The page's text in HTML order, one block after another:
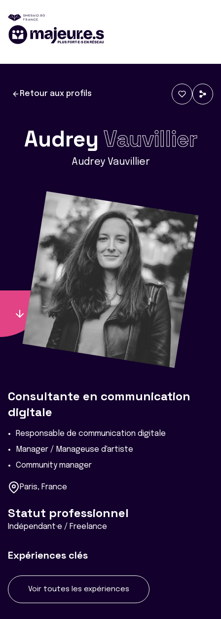
Retour aux profils
Audrey Vauvillier
Audrey Vauvillier
Consultante en communication
digitale
Responsable de communication digitale
Manager / Manageuse d'artiste
Community manager
Paris, France
Statut professionnel
Indépendant·e / Freelance
Expériences clés
Voir toutes les expériences